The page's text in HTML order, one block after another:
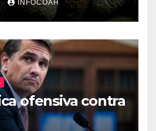
INFOCOAH
ofensiva contra